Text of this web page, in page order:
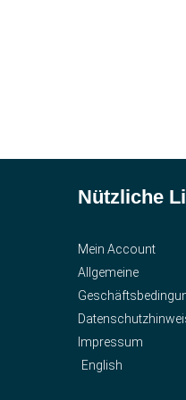
Nützliche
Mein Account
Allgemeine
Impressum
English